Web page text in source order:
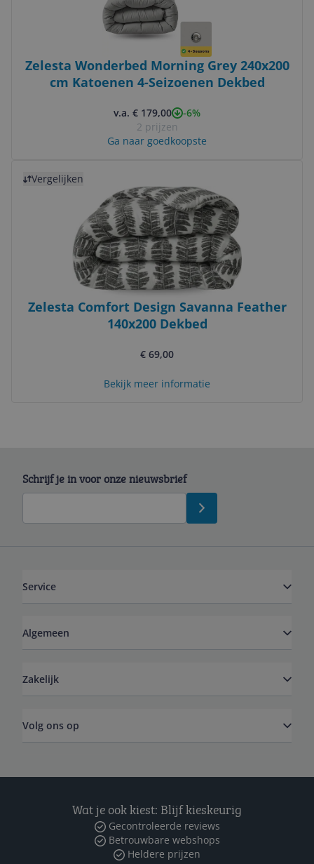
Zelesta Wonderbed Morning Grey 240x200
cm Katoenen 4-Seizoenen Dekbed
v.a. € 179,00
-6%
2 prijzen
Ga naar goedkoopste
Vergelijken
Zelesta Comfort Design Savanna Feather
140x200 Dekbed
€ 69,00
Bekijk meer informatie
Schrijf je in voor onze nieuwsbrief
Service
Algemeen
Zakelijk
Volg ons op
Wat je ook kiest: Blijf kieskeurig
Gecontroleerde reviews
Betrouwbare webshops
Heldere prijzen